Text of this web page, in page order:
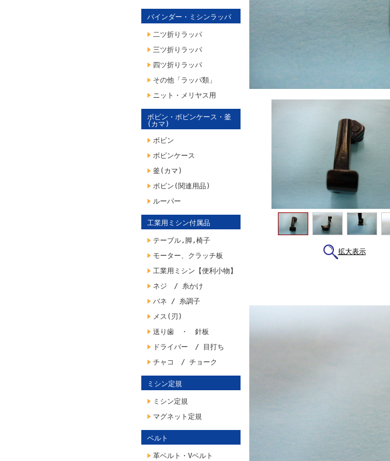
バインダー・ミシンラッパ
二ツ折りラッパ
三ツ折りラッパ
四ツ折りラッパ
その他「ラッパ類」
ニット・メリヤス用
ボビン・ボビンケース・釜
(カマ)
ボビン
ボビンケース
釜(カマ)
ボビン(関連用品)
ルーパー
工業用ミシン付属品
テーブル,脚,椅子
モーター、クラッチ板
工業用ミシン【便利小物】
ネジ / 糸かけ
バネ / 糸調子
メス(刃)
送り歯 ・ 針板
ドライバー / 目打ち
チャコ / チョーク
ミシン定規
ミシン定規
マグネット定規
ベルト
革ベルト・Vベルト
拡大表示